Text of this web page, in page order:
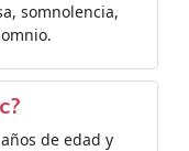
somnolencia,
de edad y